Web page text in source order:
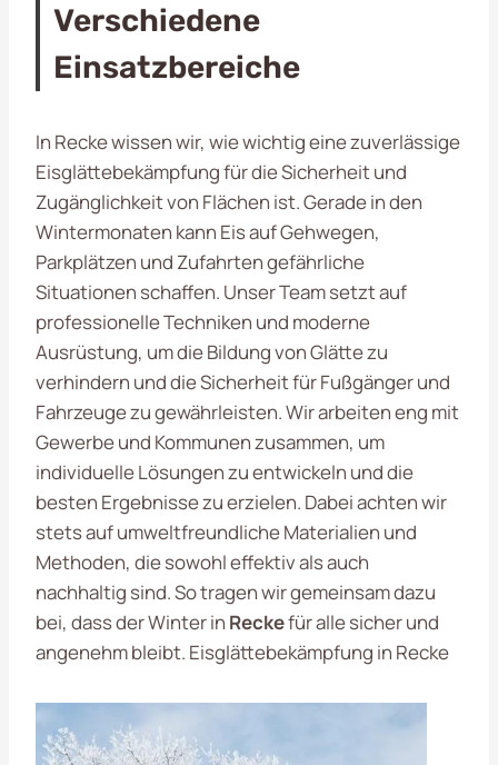
Verschiedene
Einsatzbereiche
In Recke wissen wir, wie wichtig eine zuverlässige
Eisglättebekämpfung für die Sicherheit und
Zugänglichkeit von Flächen ist. Gerade in den
Wintermonaten kann Eis auf Gehwegen,
Parkplätzen und Zufahrten gefährliche
Situationen schaffen. Unser Team setzt auf
professionelle Techniken und moderne
Ausrüstung, um die Bildung von Glätte zu
verhindern und die Sicherheit für Fußgänger und
Fahrzeuge zu gewährleisten. Wir arbeiten eng mit
Gewerbe und Kommunen zusammen, um
individuelle Lösungen zu entwickeln und die
besten Ergebnisse zu erzielen. Dabei achten wir
stets auf umweltfreundliche Materialien und
Methoden, die sowohl effektiv als auch
nachhaltig sind. So tragen wir gemeinsam dazu
bei, dass der Winter in Reckefür alle sicher und
angenehm bleibt. Eisglättebekämpfung in Recke